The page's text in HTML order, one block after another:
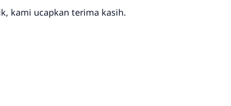
kami ucapkan terima kasih.